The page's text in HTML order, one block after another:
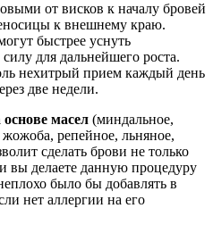
от висков к началу бровей
к внешнему краю.
быстрее уснуть
для дальнейшего роста.
нехитрый прием каждый день
две недели.
масел (миндальное,
репейное, льняное,
сделать брови не только
вы делаете данную процедуру
было бы добавлять в
нет аллергии на его